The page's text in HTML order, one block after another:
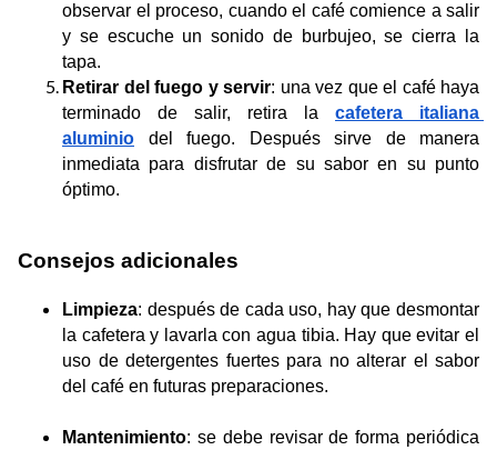
observar el proceso, cuando el café comience a salir
y se escuche un sonido de burbujeo, se cierra la
tapa.
Retirar del fuego y servir: una vez que el café haya
terminado de salir, retira la cafetera italiana
aluminio del fuego. Después sirve de manera
inmediata para disfrutar de su sabor en su punto
óptimo.
Consejos adicionales
Limpieza: después de cada uso, hay que desmontar
la cafetera y lavarla con agua tibia. Hay que evitar el
uso de detergentes fuertes para no alterar el sabor
del café en futuras preparaciones. ​
Mantenimiento: se debe revisar de forma periódica